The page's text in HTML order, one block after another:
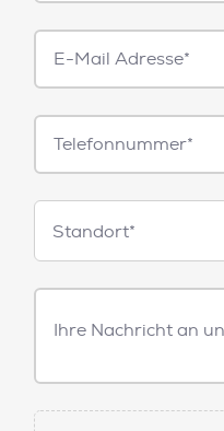
E-
Mail*
Telefonnummer
Standorte
Standort*
Freitext
Nachricht